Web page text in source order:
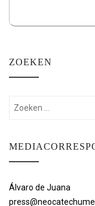
ZOEKEN
Zoeken:
Álvaro de Juana